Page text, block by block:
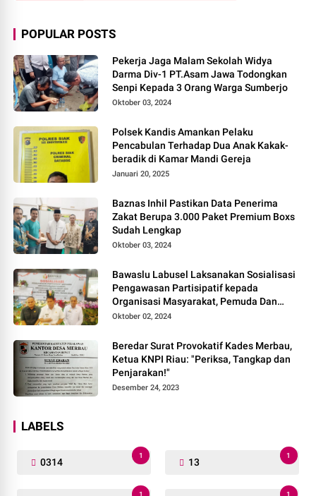
POPULAR POSTS
Pekerja Jaga Malam Sekolah Widya
Darma Div-1 PT.Asam Jawa Todongkan
Senpi Kepada 3 Orang Warga Sumberjo
Oktober 03, 2024
Polsek Kandis Amankan Pelaku
Pencabulan Terhadap Dua Anak Kakak-
beradik di Kamar Mandi Gereja
Januari 20, 2025
Baznas Inhil Pastikan Data Penerima
Zakat Berupa 3.000 Paket Premium Boxs
Sudah Lengkap
Oktober 03, 2024
Bawaslu Labusel Laksanakan Sosialisasi
Pengawasan Partisipatif kepada
Organisasi Masyarakat, Pemuda Dan
Agama Pada pilkada Serentak 2024
Oktober 02, 2024
Beredar Surat Provokatif Kades Merbau,
Ketua KNPI Riau: "Periksa, Tangkap dan
Penjarakan!"
Desember 24, 2023
LABELS
0314
1
13
1
1 1